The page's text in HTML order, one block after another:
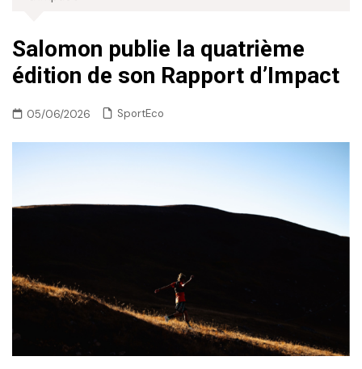
Salomon publie la quatrième
édition de son Rapport d’Impact
05/06/2026 SportEco